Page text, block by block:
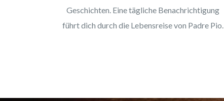
Geschichten. Eine tägliche Benachrichtigung
führt dich durch die Lebensreise von Padre Pio.